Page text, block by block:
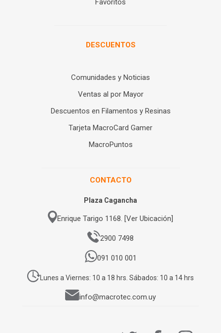
Favoritos
DESCUENTOS
Comunidades y Noticias
Ventas al por Mayor
Descuentos en Filamentos y Resinas
Tarjeta MacroCard Gamer
MacroPuntos
CONTACTO
Plaza Cagancha
Enrique Tarigo 1168. [Ver Ubicación]
2900 7498
091 010 001
Lunes a Viernes: 10 a 18 hrs. Sábados: 10 a 14 hrs
info@macrotec.com.uy